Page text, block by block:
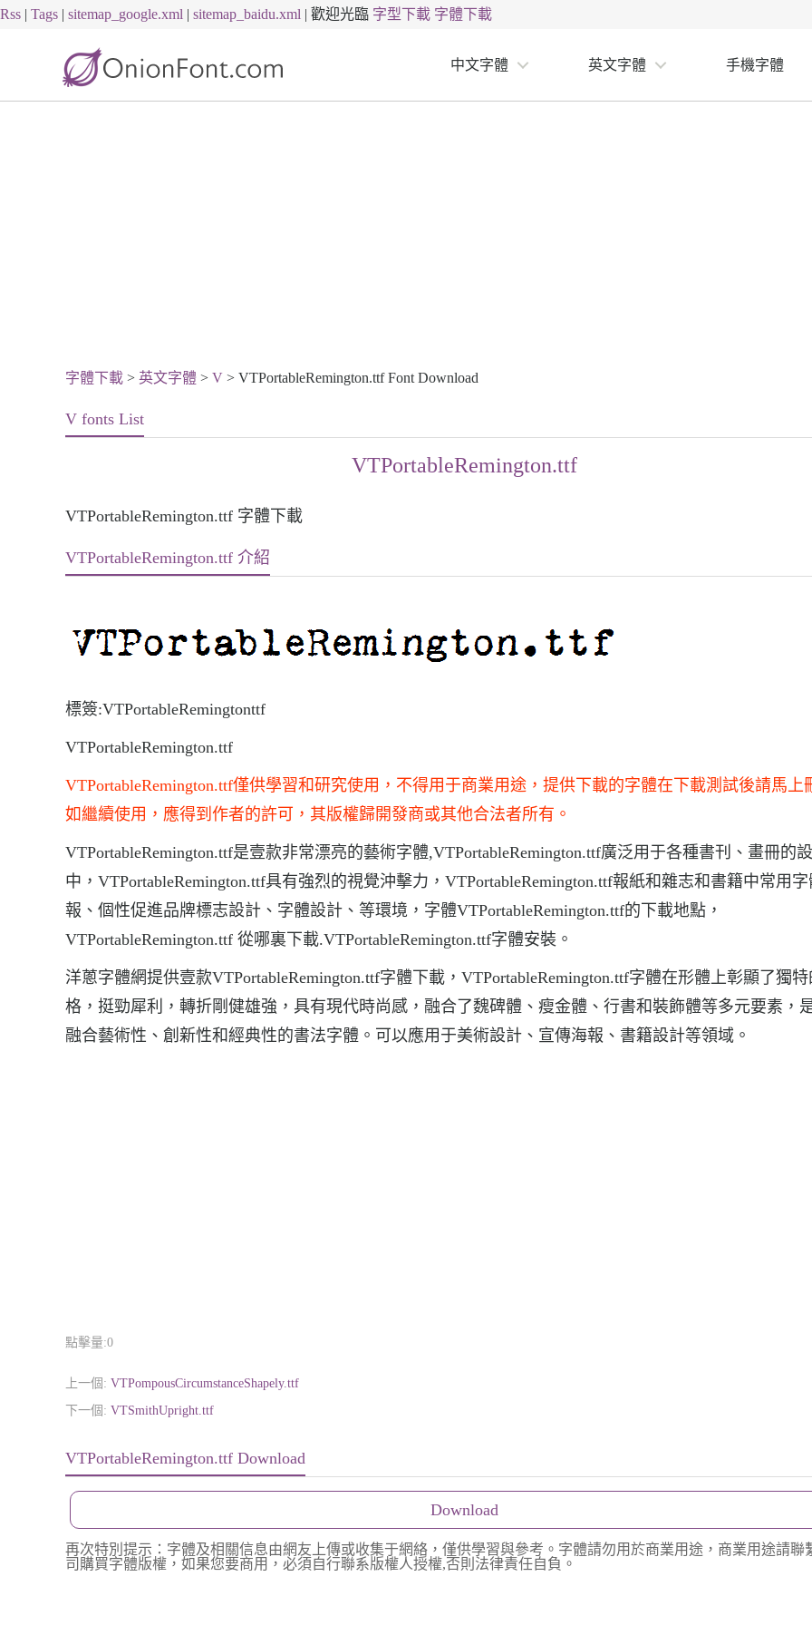
Rss | Tags | sitemap_google.xml | sitemap_baidu.xml | 歡迎光臨 字型下載 字體下載
中文字體 英文字體 手機字體
字體下載 > 英文字體 > V > VTPortableRemington.ttf Font Download
V fonts List
VTPortableRemington.ttf
VTPortableRemington.ttf 字體下載
VTPortableRemington.ttf 介紹
標簽:VTPortableRemingtonttf
VTPortableRemington.ttf
VTPortableRemington.ttf僅供學習和研究使用，不得用于商業用途，提供下載的字體在下載測試後請馬上
如繼續使用，應得到作者的許可，其版權歸開發商或其他合法者所有。
VTPortableRemington.ttf是壹款非常漂亮的藝術字體,VTPortableRemington.ttf廣泛用于各種書刊、畫冊的
中，VTPortableRemington.ttf具有強烈的視覺沖擊力，VTPortableRemington.ttf報紙和雜志和書籍中常用
報、個性促進品牌標志設計、字體設計、等環境，字體VTPortableRemington.ttf的下載地點，
VTPortableRemington.ttf 從哪裏下載.VTPortableRemington.ttf字體安裝。
洋蔥字體網提供壹款VTPortableRemington.ttf字體下載，VTPortableRemington.ttf字體在形體上彰顯了獨
格，挺勁犀利，轉折剛健雄強，具有現代時尚感，融合了魏碑體、瘦金體、行書和裝飾體等多元要素，
融合藝術性、創新性和經典性的書法字體。可以應用于美術設計、宣傳海報、書籍設計等領域。
點擊量:0
上一個: VTPompousCircumstanceShapely.ttf
下一個: VTSmithUpright.ttf
VTPortableRemington.ttf Download
Download
再次特別提示：字體及相關信息由網友上傳或收集于網絡，僅供學習與參考。字體請勿用於商業用途，商業用途請聯
司購買字體版權，如果您要商用，必須自行聯系版權人授權,否則法律責任自負。